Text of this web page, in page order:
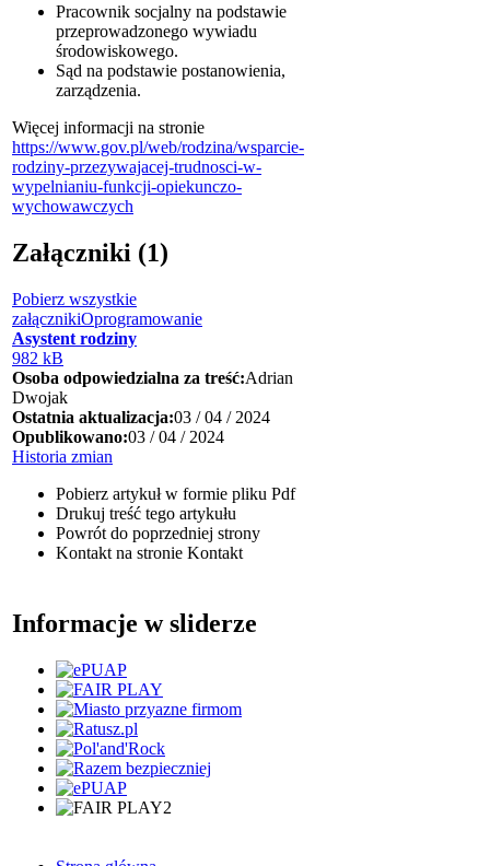
Pracownik socjalny na podstawie
przeprowadzonego wywiadu
środowiskowego.
Sąd na podstawie postanowienia,
zarządzenia.
Więcej informacji na stronie
https://www.gov.pl/web/rodzina/wsparcie-
rodziny-przezywajacej-trudnosci-w-
wypelnianiu-funkcji-opiekunczo-
wychowawczych
Załączniki (1)
Pobierz wszystkie
załącznikiOprogramowanie
Asystent rodziny
982 kB
Osoba odpowiedzialna za treść:Adrian
Dwojak
Ostatnia aktualizacja:03 / 04 / 2024
Opublikowano:03 / 04 / 2024
Historia zmian
Pobierz artykuł w formie pliku Pdf
Drukuj treść tego artykułu
Powrót do poprzedniej strony
Kontakt na stronie Kontakt
Informacje w sliderze